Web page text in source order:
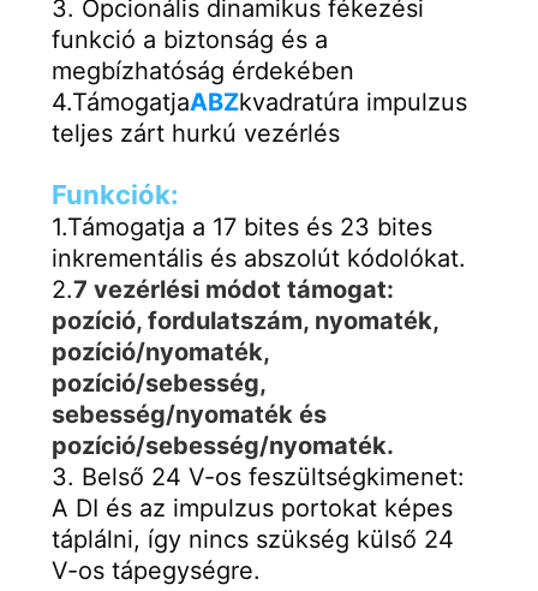
3. Opcionális dinamikus fékezési
funkció a biztonság és a
megbízhatóság érdekében
4.TámogatjaABZkvadratúra impulzus
teljes zárt hurkú vezérlés
Funkciók:
1.Támogatja a 17 bites és 23 bites
inkrementális és abszolút kódolókat.
2.7 vezérlési módot támogat:
pozíció, fordulatszám, nyomaték,
pozíció/nyomaték,
pozíció/sebesség,
sebesség/nyomaték és
pozíció/sebesség/nyomaték.
3. Belső 24 V-os feszültségkimenet:
A DI és az impulzus portokat képes
táplálni, így nincs szükség külső 24
V-os tápegységre.